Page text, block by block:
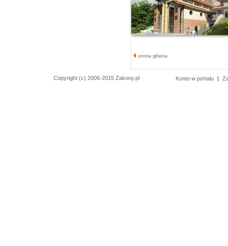
strona główna
Copyright (c) 2006-2015 Zakony.pl Konto w portalu |